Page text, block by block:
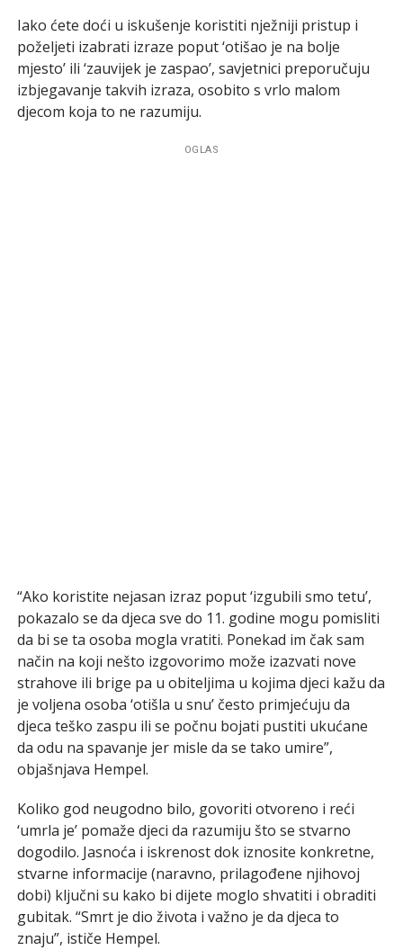
Iako ćete doći u iskušenje koristiti nježniji pristup i
poželjeti izabrati izraze poput ‘otišao je na bolje
mjesto’ ili ‘zauvijek je zaspao’, savjetnici preporučuju
izbjegavanje takvih izraza, osobito s vrlo malom
djecom koja to ne razumiju.
OGLAS
“Ako koristite nejasan izraz poput ‘izgubili smo tetu’,
pokazalo se da djeca sve do 11. godine mogu pomisliti
da bi se ta osoba mogla vratiti. Ponekad im čak sam
način na koji nešto izgovorimo može izazvati nove
strahove ili brige pa u obiteljima u kojima djeci kažu da
je voljena osoba ‘otišla u snu’ često primjećuju da
djeca teško zaspu ili se počnu bojati pustiti ukućane
da odu na spavanje jer misle da se tako umire”,
objašnjava Hempel.
Koliko god neugodno bilo, govoriti otvoreno i reći
‘umrla je’ pomaže djeci da razumiju što se stvarno
dogodilo. Jasnoća i iskrenost dok iznosite konkretne,
stvarne informacije (naravno, prilagođene njihovoj
dobi) ključni su kako bi dijete moglo shvatiti i obraditi
gubitak. “Smrt je dio života i važno je da djeca to
znaju”, ističe Hempel.